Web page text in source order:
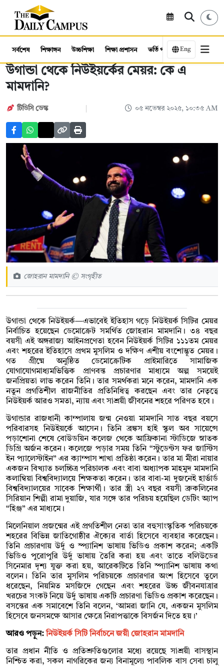
সর্বশেষ শিক্ষাঙ্গন উচ্চশিক্ষা শিক্ষা প্রশাসন ভর্তি পরীক্ষা কর্মসংস্থান
Eng
উগান্ডা থেকে নিউইয়র্কের মেয়র: কে এ
মামদানি?
টিডিসি ডেস্ক ০৫ নভেম্বর ২০২৫, ১০:৩৫ AM
জোহরান মামদানি © সংগৃহীত
উগান্ডা থেকে নিউইয়র্ক—এভাবেই ইতিহাস গড়ে নিউইয়র্ক সিটির মেয়র
নির্বাচিত হয়েছেন ডেমোক্রেট সমর্থিত জোহরান মামদানি। ৩৪ বছর
বয়সী এই অঙ্গরাজ্য আইনপ্রণেতা হবেন নিউইয়র্ক সিটির ১১১তম মেয়র
এবং শহরের ইতিহাসে প্রথম মুসলিম ও দক্ষিণ এশীয় বংশোদ্ভূত মেয়র।
গত গ্রীষ্মে অনুষ্ঠিত ডেমোক্রেটিক প্রাইমারিতে সামাজিক
যোগাযোগমাধ্যমভিত্তিক প্রাণবন্ত প্রচারণার মাধ্যমে অল্প সময়েই
জনপ্রিয়তা লাভ করেন তিনি। তার সমর্থকরা মনে করেন, মামদানি এক
নতুন প্রগতিশীল রাজনীতির প্রতিনিধিত্ব করছেন এবং তার নেতৃত্বে
নিউইয়র্ক আরও সমতা, ন্যায় এবং সাশ্রয়ী জীবনের শহরে পরিণত হবে।
উগান্ডার রাজধানী কাম্পালায় জন্ম নেওয়া মামদানি সাত বছর বয়সে
পরিবারসহ নিউইয়র্কে আসেন। তিনি ব্রঙ্কস হাই স্কুল অব সায়েন্সে
পড়াশোনা শেষে বোউডয়িন কলেজ থেকে আফ্রিকানা স্টাডিজে স্নাতক
ডিগ্রি অর্জন করেন। কলেজে পড়ার সময় তিনি “স্টুডেন্টস ফর জাস্টিস
ইন প্যালেস্টাইন” এর ক্যাম্পাস শাখা প্রতিষ্ঠা করেন। তার মা মীরা নায়ার
একজন বিখ্যাত চলচ্চিত্র পরিচালক এবং বাবা অধ্যাপক মাহমুদ মামদানি
কলাম্বিয়া বিশ্ববিদ্যালয়ে শিক্ষকতা করেন। তার বাবা-মা দুজনেই হার্ভার্ড
বিশ্ববিদ্যালয়ের সাবেক শিক্ষার্থী। তার স্ত্রী ২৭ বছর বয়সী ব্রুকলিনের
সিরিয়ান শিল্পী রামা দুয়াজি, যার সঙ্গে তার পরিচয় হয়েছিল ডেটিং অ্যাপ
“হিঞ্জ” এর মাধ্যমে।
মিলেনিয়াল প্রজন্মের এই প্রগতিশীল নেতা তার বহুসাংস্কৃতিক পরিচয়কে
শহরের বিভিন্ন জাতিগোষ্ঠীর ঐক্যের বার্তা হিসেবে ব্যবহার করেছেন।
তিনি প্রচারণায় উর্দু ও স্প্যানিশ ভাষায় ভিডিও প্রকাশ করেন; একটি
ভিডিও পুরোপুরি উর্দু ভাষায় তৈরি করা হয় এবং তাতে বলিউডের
সিনেমার দৃশ্য যুক্ত করা হয়, আরেকটিতে তিনি স্প্যানিশ ভাষায় কথা
বলেন। তিনি তার মুসলিম পরিচয়কে প্রচারণার অংশ হিসেবে তুলে
ধরেছেন, নিয়মিত মসজিদে গেছেন এবং শহরের উচ্চ জীবনযাত্রার
খরচের সংকট নিয়ে উর্দু ভাষায় একটি প্রচারণা ভিডিও প্রকাশ করেছেন।
বসন্তের এক সমাবেশে তিনি বলেন, ‘আমরা জানি যে, একজন মুসলিম
হিসেবে জনসমক্ষে আসার ক্ষেত্রে নিরাপত্তাকে বিসর্জন দিতে হয়।’
আরও পড়ুন:নিউইয়র্ক সিটি নির্বাচনে জয়ী জোহরান মামদানি
তার প্রধান নীতি ও প্রতিশ্রুতিগুলোর মধ্যে রয়েছে সাশ্রয়ী বাসস্থান
নিশ্চিত করা, সকল নাগরিকের জন্য বিনামূল্যে পাবলিক বাস সেবা চালু